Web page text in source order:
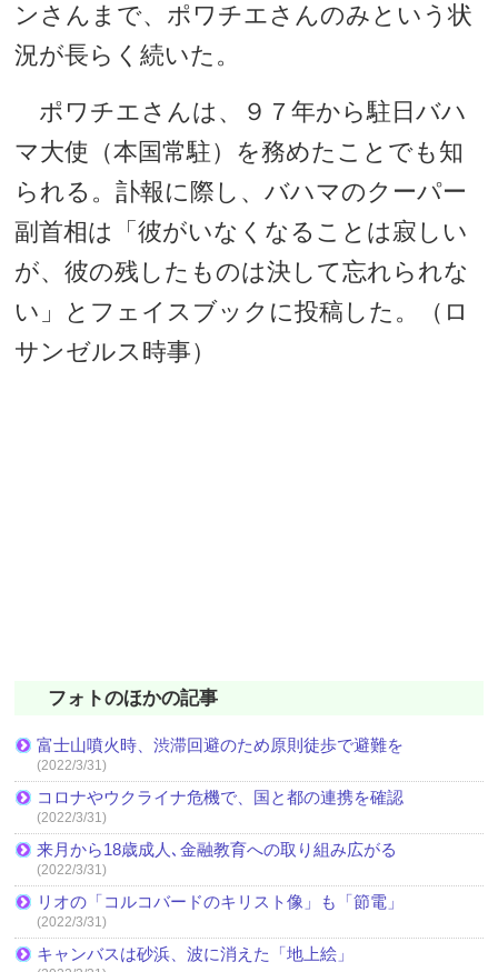
ンさんまで、ポワチエさんのみという状
況が長らく続いた。
ポワチエさんは、９７年から駐日バハ
マ大使（本国常駐）を務めたことでも知
られる。訃報に際し、バハマのクーパー
副首相は「彼がいなくなることは寂しい
が、彼の残したものは決して忘れられな
い」とフェイスブックに投稿した。（ロ
サンゼルス時事）
フォトのほかの記事
富士山噴火時、渋滞回避のため原則徒歩で避難を
(2022/3/31)
コロナやウクライナ危機で、国と都の連携を確認
(2022/3/31)
来月から18歳成人､金融教育への取り組み広がる
(2022/3/31)
リオの「コルコバードのキリスト像」も「節電」
(2022/3/31)
キャンバスは砂浜、波に消えた「地上絵」